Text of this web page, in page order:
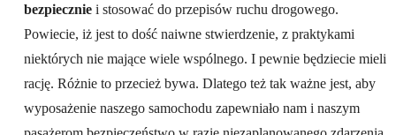
bezpieczniei stosować do przepisów ruchu drogowego.
Powiecie, iż jest to dość naiwne stwierdzenie, z praktykami
niektórych nie mające wiele wspólnego. I pewnie będziecie mieli
rację. Różnie to przecież bywa. Dlatego też tak ważne jest, aby
wyposażenie naszego samochodu zapewniało nam i naszym